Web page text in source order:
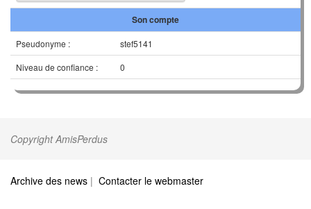
Son compte
Pseudonyme :
stef5141
Niveau de confiance :
0
Copyright AmisPerdus
Archive des news | Contacter le webmaster